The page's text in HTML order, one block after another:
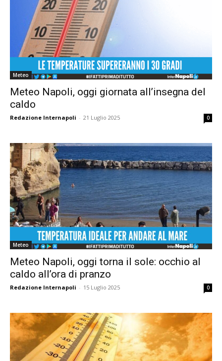
Meteo
Meteo Napoli, oggi giornata all’insegna del
caldo
Redazione Internapoli - 21 Luglio 2025 0
Meteo
Meteo Napoli, oggi torna il sole: occhio al
caldo all’ora di pranzo
Redazione Internapoli - 15 Luglio 2025 0